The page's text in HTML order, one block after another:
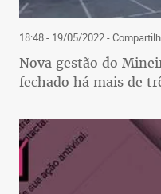
18:48 - 19/05/2022-
Nova gestão do
fechado há mais de